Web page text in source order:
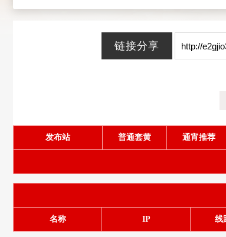
发布站 普通套黄 通宵推荐
名称 IP 线